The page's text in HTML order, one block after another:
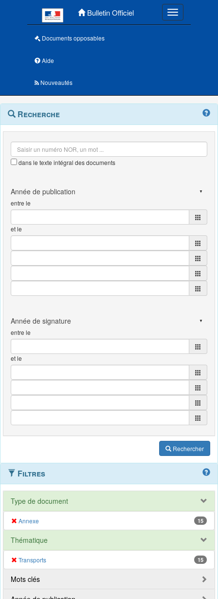
Bulletin Officiel Toggle
Documents opposables
Aide
Nouveautés
Navigation
outils
Menu
contextuel
Recherche
dans le texte intégral des documents
entre le
et le
entre le
et le
Rechercher
Filtres
Type de document
Annexe 15
Thématique
Transports 15
Mots clés